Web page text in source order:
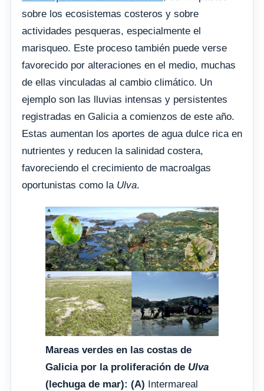
sobre los ecosistemas costeros y sobre
actividades pesqueras, especialmente el
marisqueo. Este proceso también puede verse
favorecido por alteraciones en el medio, muchas
de ellas vinculadas al cambio climático. Un
ejemplo son las lluvias intensas y persistentes
registradas en Galicia a comienzos de este año.
Estas aumentan los aportes de agua dulce rica en
nutrientes y reducen la salinidad costera,
favoreciendo el crecimiento de macroalgas
oportunistas como la Ulva.
Mareas verdes en las costas de
Galicia por la proliferación de Ulva
(lechuga de mar): (A) Intermareal